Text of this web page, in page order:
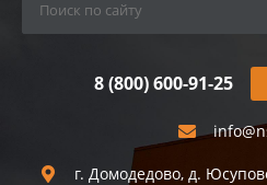
8 (800) 600-91-25
г. Домодедово, д.